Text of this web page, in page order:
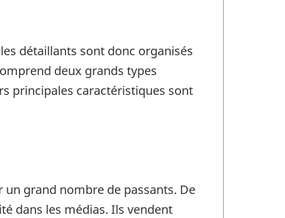
détaillants sont donc organisés
deux grands types
principales caractéristiques sont
grand nombre de passants. De
dans les médias. Ils vendent